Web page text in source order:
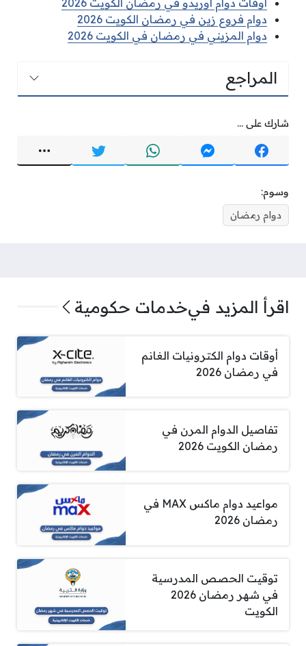
دوام فروع زين في رمضان الكويت 2026
دوام المزيني في رمضان في الكويت 2026
المراجع
شارك على ...
وسوم:
دوام رمضان
اقرأ المزيد فيخدمات حكومية
أوقات دوام الكترونيات الغانم
في رمضان 2026
تفاصيل الدوام المرن في
رمضان الكويت 2026
مواعيد دوام ماكس MAX في
رمضان 2026
توقيت الحصص المدرسية
في شهر رمضان 2026
الكويت